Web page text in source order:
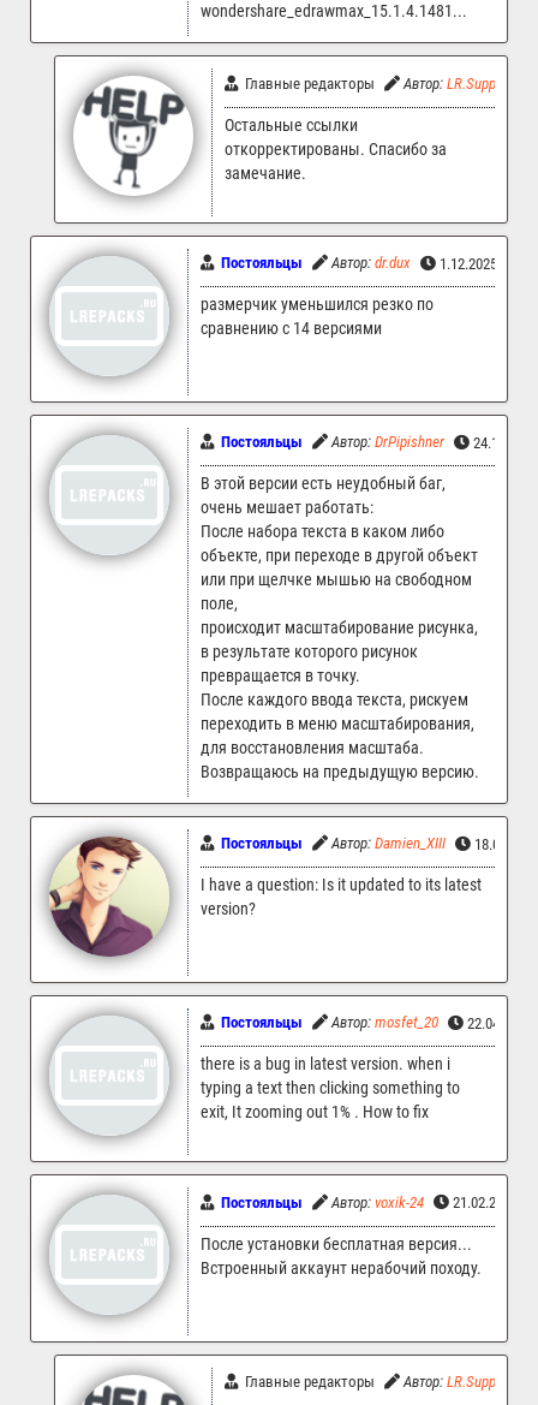
wondershare_edrawmax_15.1.4.1481...
Главные редакторы Автор: LR.Support
Остальные ссылки
откорректированы. Спасибо за
замечание.
Постояльцы Автор: dr.dux 1.12.2025
размерчик уменьшился резко по
сравнению с 14 версиями
Постояльцы Автор: DrPipishner
В этой версии есть неудобный баг,
очень мешает работать:
После набора текста в каком либо
объекте, при переходе в другой объект
или при щелчке мышью на свободном
поле,
происходит масштабирование рисунка,
в результате которого рисунок
превращается в точку.
После каждого ввода текста, рискуем
переходить в меню масштабирования,
для восстановления масштаба.
Возвращаюсь на предыдущую версию.
Постояльцы Автор: Damien_XIII
I have a question: Is it updated to its latest
version?
Постояльцы Автор: mosfet_20
there is a bug in latest version. when i
typing a text then clicking something to
exit, It zooming out 1% . How to fix
Постояльцы Автор: voxik-24 21.02.2025
После установки бесплатная версия...
Встроенный аккаунт нерабочий походу.
Главные редакторы Автор: LR.Support